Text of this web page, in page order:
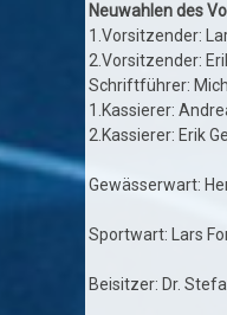
Neuwahlen des
1.Vorsitzender:
2.Vorsitzender:
Schriftführer:
1.Kassierer:
2.Kassierer: Erik
Gewässerwart:
Sportwart: Lars
Beisitzer: Dr.